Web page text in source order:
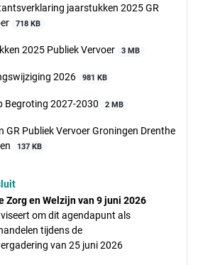
jaarstukken 2025 GR
718 KB
2025 Publiek Vervoer 3 MB
2026 981 KB
Begroting 2027-2030 2 MB
GR Publiek Vervoer Groningen Drenthe
137 KB
Zorg en Welzijn van 9 juni 2026
om dit agendapunt als
tijdens de
van 25 juni 2026